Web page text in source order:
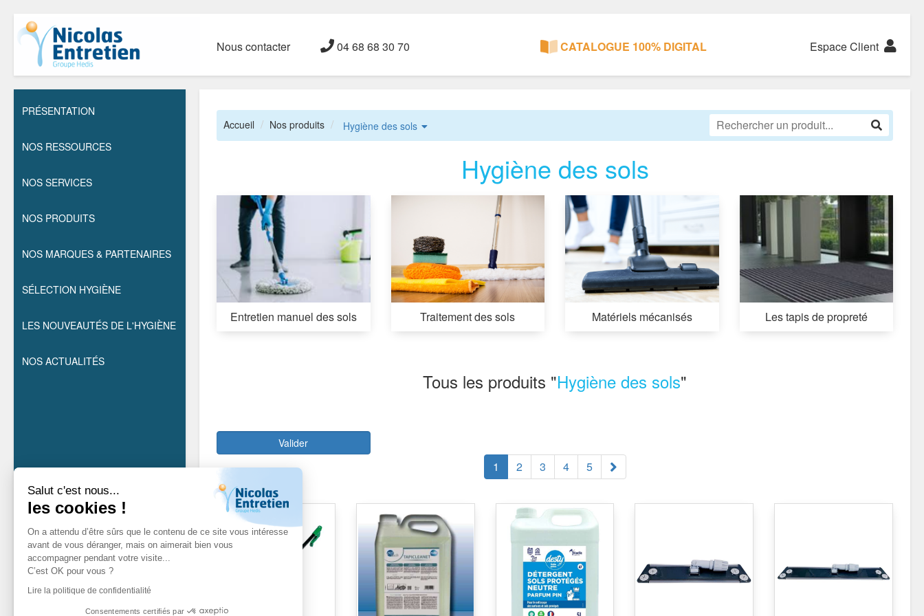
Salut c'est nous...
les cookies !
On a attendu d’être sûrs que le contenu de ce site vous intéresse
avant de vous déranger, mais on aimerait bien vous
accompagner pendant votre visite...
C’est OK pour vous ?
Lire la politique de confidentialité
Consentements certifiés par
Nous contacter 04 68 68 30 70 CATALOGUE 100% DIGITAL Espace Client
PRÉSENTATION
NOS RESSOURCES
NOS SERVICES
NOS PRODUITS
NOS MARQUES & PARTENAIRES
SÉLECTION HYGIÈNE
LES NOUVEAUTÉS DE L'HYGIÈNE
NOS ACTUALITÉS
Accueil Nos produits Hygiène des sols
Hygiène des sols
Entretien manuel des sols Traitement des sols Matériels mécanisés Les tapis de propreté
Tous les produits "Hygiène des sols"
Valider
1 2 3 4 5